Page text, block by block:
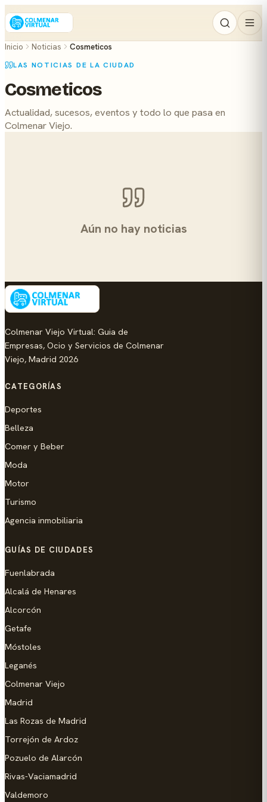
Inicio Noticias Cosmeticos
LAS NOTICIAS DE LA CIUDAD
Cosmeticos
Actualidad, sucesos, eventos y todo lo que pasa en
Colmenar Viejo.
Aún no hay noticias
Colmenar Viejo Virtual: Guia de
Empresas, Ocio y Servicios de Colmenar
Viejo, Madrid 2026
CATEGORÍAS
Deportes
Belleza
Comer y Beber
Moda
Motor
Turismo
Agencia inmobiliaria
GUÍAS DE CIUDADES
Fuenlabrada
Alcalá de Henares
Alcorcón
Getafe
Móstoles
Leganés
Colmenar Viejo
Madrid
Las Rozas de Madrid
Torrejón de Ardoz
Pozuelo de Alarcón
Rivas-Vaciamadrid
Valdemoro